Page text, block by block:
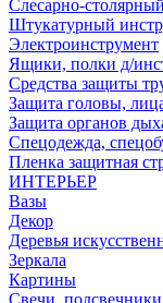
Слесарно-
Штукатурный
Электроинструмент
Ящики, полки д/
Средства защиты
Защита головы,
Защита органов
Спецодежда,
Пленка защитная
ИНТЕРЬЕР
Вазы
Декор
Деревья
Зеркала
Картины
Свечи, подсвечники